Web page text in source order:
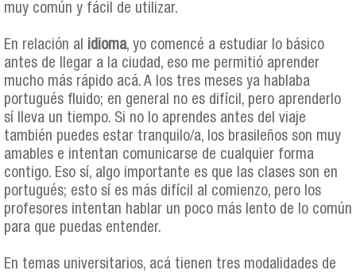
muy común y fácil de utilizar.
En relación al idioma, yo comencé a estudiar lo básico
antes de llegar a la ciudad, eso me permitió aprender
mucho más rápido acá. A los tres meses ya hablaba
portugués fluido; en general no es difícil, pero aprenderlo
sí lleva un tiempo. Si no lo aprendes antes del viaje
también puedes estar tranquilo/a, los brasileños son muy
amables e intentan comunicarse de cualquier forma
contigo. Eso sí, algo importante es que las clases son en
portugués; esto sí es más difícil al comienzo, pero los
profesores intentan hablar un poco más lento de lo común
para que puedas entender.
En temas universitarios, acá tienen tres modalidades de